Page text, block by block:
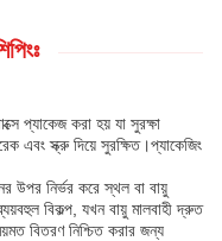
প্যাকেজ করা হয় যা সুরক্ষা
এবং স্ক্রু দিয়ে সুরক্ষিত।প্যাকেজিং
উপর নির্ভর করে স্থল বা বায়ু
বিকল্প, যখন বায়ু মালবাহী দ্রুত
বিতরণ নিশ্চিত করার জন্য